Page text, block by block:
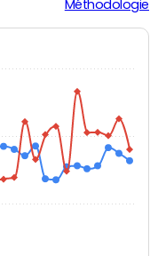
Méthodologie